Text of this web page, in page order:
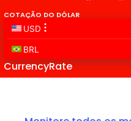
COTAÇÃO DO DÓLAR
CurrencyRate